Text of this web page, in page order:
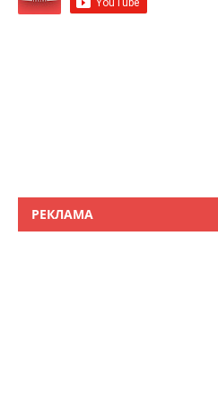
РЕКЛАМА